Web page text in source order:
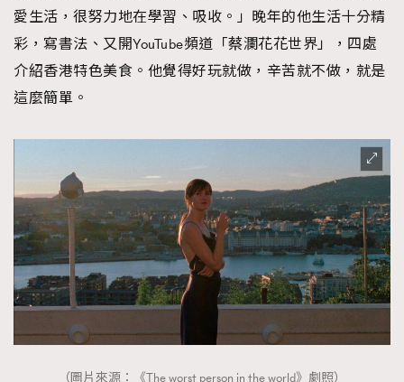
愛生活，很努力地在學習、吸收。」晚年的他生活十分精
彩，寫書法、又開YouTube頻道「蔡瀾花花世界」，四處
介紹香港特色美食。他覺得好玩就做，辛苦就不做，就是
這麼簡單。
（圖片來源：《The worst person in the world》劇照）